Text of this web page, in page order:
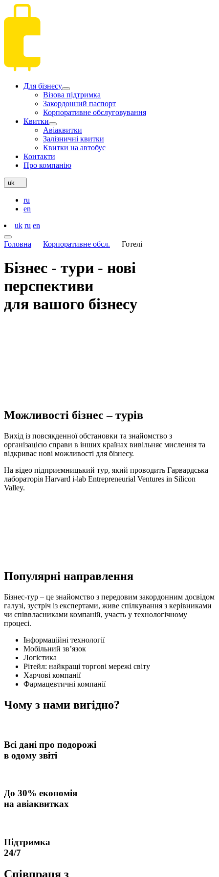
Для бізнесу
Візова підтримка
Закордонний паспорт
Корпоративне обслуговування
Квитки
Авіаквитки
Залізничні квитки
Квитки на автобус
Контакти
Про компанію
uk
ru
en
uk ru en
Головна Корпоративне обсл. Готелі
Бізнес - тури - нові
перспективи
для вашого бізнесу
Можливості бізнес – турів
Вихід із повсякденної обстановки та знайомство з
організацією справи в інших країнах вивільняє мислення та
відкриває нові можливості для бізнесу.
На відео підприємницький тур, який проводить Гарвардська
лабораторія Harvard i-lab Entrepreneurial Ventures in Silicon
Valley.
Популярні направлення
Бізнес-тур – це знайомство з передовим закордонним досвідом
галузі, зустріч із експертами, живе спілкування з керівниками
чи співвласниками компаній, участь у технологічному
процесі.
Інформаційні технології
Мобільний зв’язок
Логістика
Рітейл: найкращі торгові мережі світу
Харчові компанії
Фармацевтичні компанії
Чому з нами вигідно?
Всі дані про подорожі
в одому звіті
До 30% економія
на авіаквитках
Підтримка
24/7
Співпраця з